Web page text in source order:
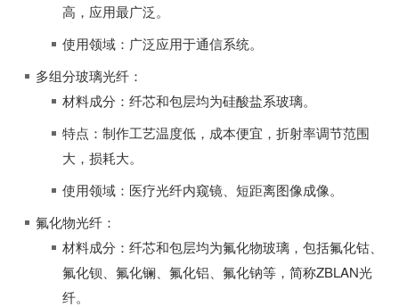
高，应用最广泛。
使用领域：广泛应用于通信系统。
多组分玻璃光纤：
材料成分：纤芯和包层均为硅酸盐系玻璃。
特点：制作工艺温度低，成本便宜，折射率调节范围
大，损耗大。
使用领域：医疗光纤内窥镜、短距离图像成像。
氟化物光纤：
材料成分：纤芯和包层均为氟化物玻璃，包括氟化钴、
氟化钡、氟化镧、氟化铝、氟化钠等，简称ZBLAN光
纤。